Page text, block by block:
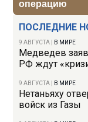
ПОСЛЕДНИЕ
9 АВГУСТА В МИРЕ
Медведев
РФ ждут
9 АВГУСТА В МИРЕ
Нетаньяху
войск из Газы